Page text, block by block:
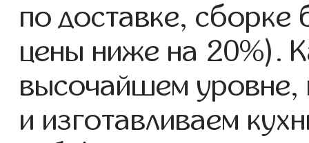
по доставке, сборке
цены ниже на 20%).
высочайшем
и изготавливаем